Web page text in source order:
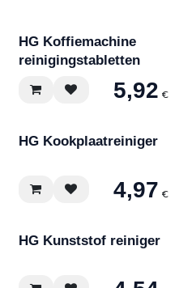
HG Koffiemachine
reinigingstabletten
5,92 €
HG Kookplaatreiniger
4,97 €
HG Kunststof reiniger